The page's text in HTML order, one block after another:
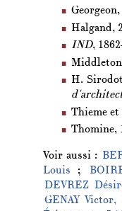
Georgeon,
Halgand,
IND,
H.
Thieme
Thomine,
Voir aussi :
Louis ;
DEVREZ
GENAY